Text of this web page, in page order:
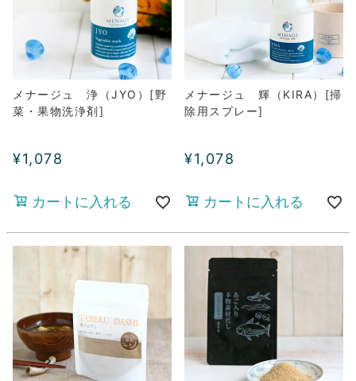
メナージュ 浄（JYO）[野
菜・果物洗浄剤]
¥1,078
カートに入れる
メナージュ 輝（KIRA）[掃
除用スプレー]
¥1,078
カートに入れる